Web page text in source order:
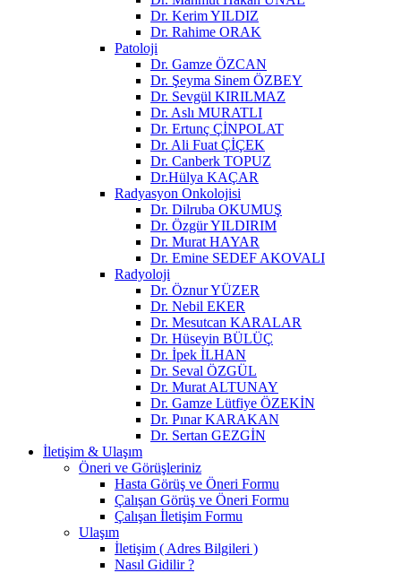
Dr. Kerim YILDIZ
Dr. Rahime ORAK
Patoloji
Dr. Gamze ÖZCAN
Dr. Şeyma Sinem ÖZBEY
Dr. Sevgül KIRILMAZ
Dr. Aslı MURATLI
Dr. Ertunç ÇİNPOLAT
Dr. Ali Fuat ÇİÇEK
Dr. Canberk TOPUZ
Dr.Hülya KAÇAR
Radyasyon Onkolojisi
Dr. Dilruba OKUMUŞ
Dr. Özgür YILDIRIM
Dr. Murat HAYAR
Dr. Emine SEDEF AKOVALI
Radyoloji
Dr. Öznur YÜZER
Dr. Nebil EKER
Dr. Mesutcan KARALAR
Dr. Hüseyin BÜLÜÇ
Dr. İpek İLHAN
Dr. Seval ÖZGÜL
Dr. Murat ALTUNAY
Dr. Gamze Lütfiye ÖZEKİN
Dr. Pınar KARAKAN
Dr. Sertan GEZGİN
İletişim & Ulaşım
Öneri ve Görüşleriniz
Hasta Görüş ve Öneri Formu
Çalışan Görüş ve Öneri Formu
Çalışan İletişim Formu
Ulaşım
İletişim ( Adres Bilgileri )
Nasıl Gidilir ?